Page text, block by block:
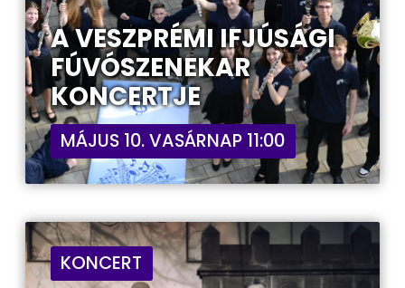
A VESZPRÉMI IFJÚSÁGI
FÚVÓSZENEKAR
KONCERTJE
MÁJUS 10. VASÁRNAP 11:00
KONCERT